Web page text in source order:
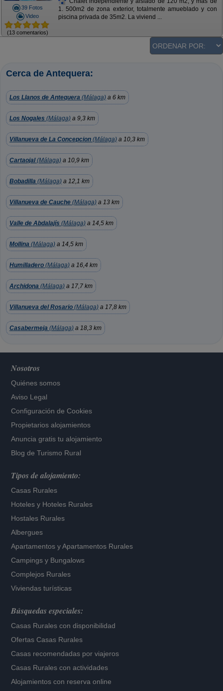
39 Fotos
Video
(13 comentarios)
1. 500m2 de zona exterior, totalmente amueblado y con
piscina privada de 35m2. La viviend ...
Cerca de Antequera:
Los Llanos de Antequera (Málaga) a 6 km
Los Nogales (Málaga) a 9,3 km
Villanueva de La Concepcion (Málaga) a 10,3 km
Cartaojal(Málaga) a 10,9 km
Bobadilla (Málaga) a 12,1 km
Villanueva de Cauche (Málaga) a 13 km
Valle de Abdalajís (Málaga) a 14,5 km
Mollina (Málaga) a 14,5 km
Humilladero (Málaga) a 16,4 km
Archidona (Málaga) a 17,7 km
Villanueva del Rosario (Málaga) a 17,8 km
Casabermeja (Málaga) a 18,3 km
Nosotros
Quiénes somos
Aviso Legal
Configuración de Cookies
Propietarios alojamientos
Anuncia gratis tu alojamiento
Blog de Turismo Rural
Tipos de alojamiento:
Casas Rurales
Hoteles y Hoteles Rurales
Hostales Rurales
Albergues
Apartamentos yApartamentos Rurales
Campings y Bungalows
Complejos Rurales
Viviendas turísticas
Búsquedas especiales:
Casas Rurales con disponibilidad
Ofertas Casas Rurales
Casas recomendadas por viajeros
Casas Rurales con actividades
Alojamientos con reserva online